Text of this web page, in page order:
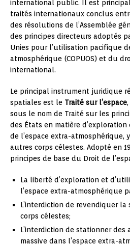
international public. Il est
traités internationaux conclus
des résolutions de l’Assemblée
des principes directeurs adoptés
Unies pour l’utilisation pacifique
atmosphérique (COPUOS) et du
international.
Le principal instrument juridique
spatiales est le Traité sur l’espace
sous le nom de Traité sur les
des États en matière
de l’espace extra-atmosphérique,
autres corps célestes. Adopté en
principes de base du Droit de
La liberté d’exploration et
l’espace extra-atmosphérique
L’interdiction de revendiquer
corps célestes;
L’interdiction de stationner des
massive dans l’espace extra-